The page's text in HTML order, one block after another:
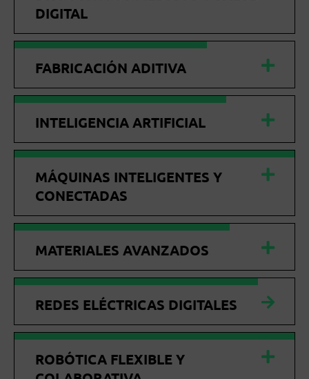
DIGITAL
FABRICACIÓN ADITIVA
INTELIGENCIA ARTIFICIAL
MÁQUINAS INTELIGENTES Y
CONECTADAS
MATERIALES AVANZADOS
REDES ELÉCTRICAS DIGITALES
ROBÓTICA FLEXIBLE Y